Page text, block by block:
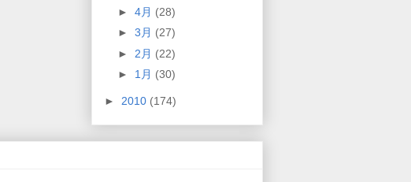
► 4月 (28)
► 3月 (27)
► 2月 (22)
► 1月 (30)
► 2010 (174)